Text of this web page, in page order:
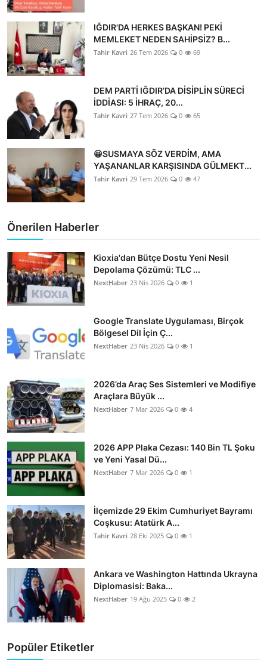
IĞDIR'DA HERKES BAŞKAN! PEKİ
MEMLEKET NEDEN SAHİPSİZ? B...
Tahir Kavri 26 Tem 2026 0 69
DEM PARTİ IĞDIR’DA DİSİPLİN SÜRECİ
İDDİASI: 5 İHRAÇ, 20...
Tahir Kavri 27 Tem 2026 0 65
😀SUSMAYA SÖZ VERDİM, AMA
YAŞANANLAR KARŞISINDA GÜLMEKT...
Tahir Kavri 29 Tem 2026 0 47
Önerilen Haberler
Kioxia'dan Bütçe Dostu Yeni Nesil
Depolama Çözümü: TLC ...
NextHaber 23 Nis 2026 0 1
Google Translate Uygulaması, Birçok
Bölgesel Dil İçin Ç...
NextHaber 23 Nis 2026 0 1
2026’da Araç Ses Sistemleri ve Modifiye
Araçlara Büyük ...
NextHaber 7 Mar 2026 0 4
2026 APP Plaka Cezası: 140 Bin TL Şoku
ve Yeni Yasal Dü...
NextHaber 7 Mar 2026 0 1
İlçemizde 29 Ekim Cumhuriyet Bayramı
Coşkusu: Atatürk A...
Tahir Kavri 28 Eki 2025 0 1
Ankara ve Washington Hattında Ukrayna
Diplomasisi: Baka...
NextHaber 19 Ağu 2025 0 2
Popüler Etiketler